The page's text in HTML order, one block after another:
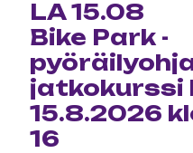
LA 15.08
Bike Park -
jatkokurssi
15.8.2026
16